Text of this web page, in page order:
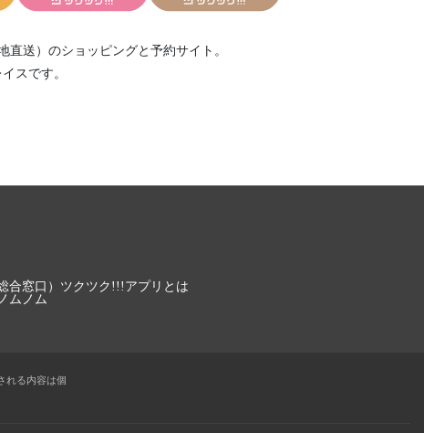
直送） のショッピングと予約サイト。
スです。
合窓口）
ツクツク!!!アプリとは
ムノム
れる内容は個